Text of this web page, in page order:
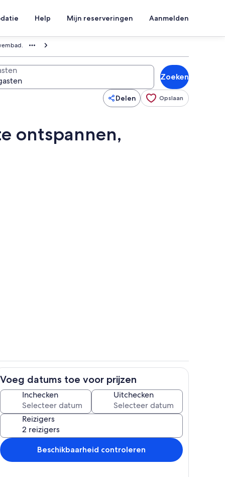
Help Mijn reserveringen Aanmelden
Zoeken
Delen Opslaan
ontspannen,
Zwembad
Voeg datums toe voor prijzen
Inchecken Uitchecken
Reizigers
Beschikbaarheid controleren